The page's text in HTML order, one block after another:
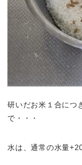
研いだお米１合につ
で・・・
水は、通常の水量